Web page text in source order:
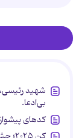
شهید
بی‌ادعا.
کدهای